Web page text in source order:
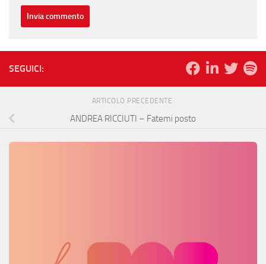
SEGUICI:
ARTICOLO PRECEDENTE
ANDREA RICCIUTI – Fatemi posto